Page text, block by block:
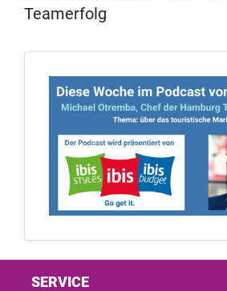
Teamerfolg
SERVICE